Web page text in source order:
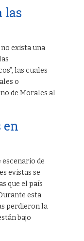
las
exista una
las cuales
o
de Morales al
en
escenario de
evistas se
que el país
esta
perdieron la
bajo